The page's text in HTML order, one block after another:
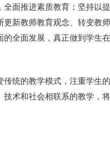
全面推进素质教育；坚持以
更新教师教育观念、转变教
全面发展，真正做到学生
传统的教学模式，注重学生
技术和社会相联系的教学，